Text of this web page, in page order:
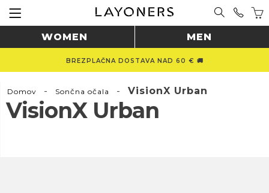
WOMEN MEN
BREZPLAČNA DOSTAVA NAD 60 € 🚚
Domov - Sončna očala - VisionX Urban
VisionX Urban